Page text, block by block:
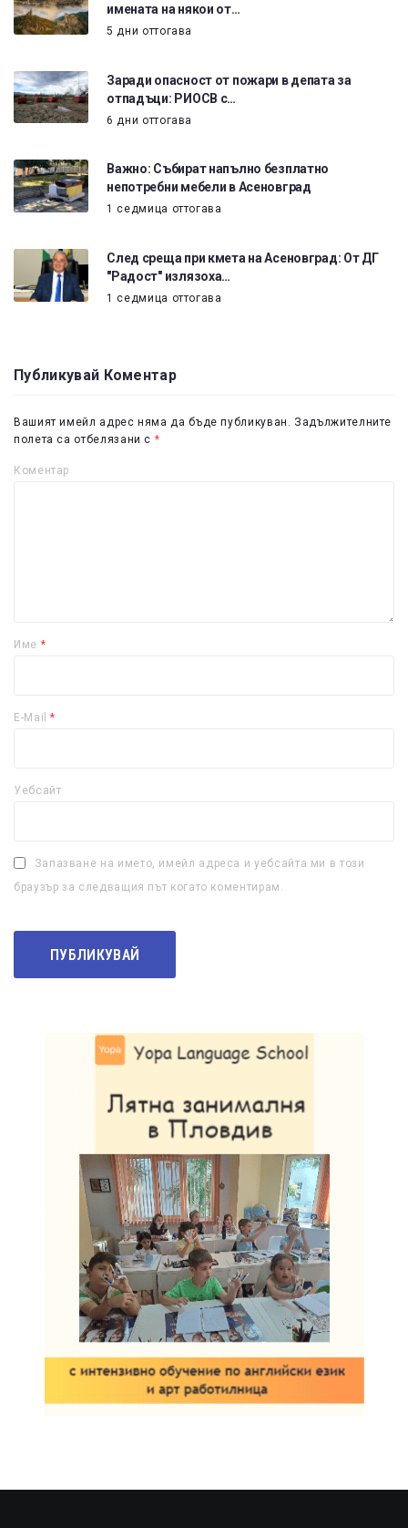
имената на някои от…
5 дни оттогава
Заради опасност от пожари в депата за
отпадъци: РИОСВ с…
6 дни оттогава
Важно: Събират напълно безплатно
непотребни мебели в Асеновград
1 седмица оттогава
След среща при кмета на Асеновград: От ДГ
"Радост" излязоха…
1 седмица оттогава
Публикувай Коментар
Вашият имейл адрес няма да бъде публикуван. Задължителните
полета са отбелязани с *
Коментар
Име *
E-Mail*
Уебсайт
Запазване на името, имейл адреса и уебсайта ми в този
браузър за следващия път когато коментирам.